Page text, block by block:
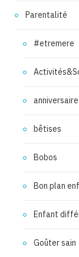
Parentalité
#etremere
bêtises
Bobos
Bon plan
Enfant
Goûter sain